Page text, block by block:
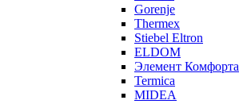
Gorenje
Thermex
Stiebel Eltron
ELDOM
Элемент Комфорта
Termica
MIDEA